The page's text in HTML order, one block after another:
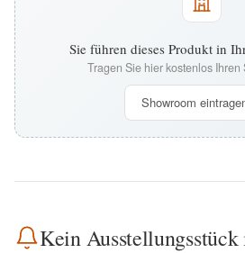
Sie führen dieses Produkt in
Tragen Sie hier kostenlos Ihren
Showroom
Kein Ausstellungsstück